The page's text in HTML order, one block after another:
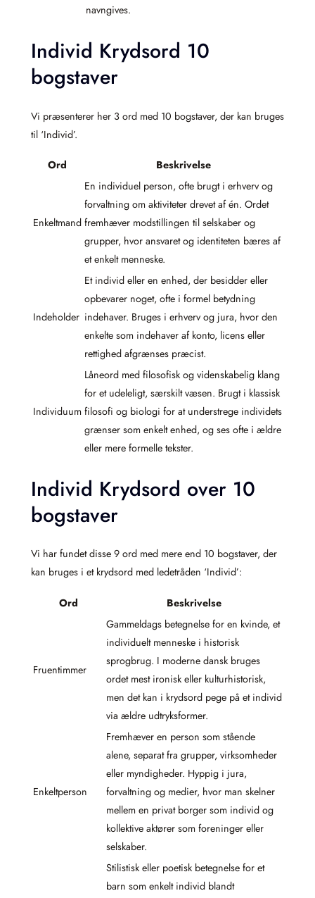
navngives.
Individ Krydsord 10
bogstaver
Vi præsenterer her 3 ord med 10 bogstaver, der kan bruges
til ‘Individ’.
Ord Beskrivelse
Enkeltmand
En individuel person, ofte brugt i erhverv og
forvaltning om aktiviteter drevet af én. Ordet
fremhæver modstillingen til selskaber og
grupper, hvor ansvaret og identiteten bæres af
et enkelt menneske.
Indeholder
Et individ eller en enhed, der besidder eller
opbevarer noget, ofte i formel betydning
indehaver. Bruges i erhverv og jura, hvor den
enkelte som indehaver af konto, licens eller
rettighed afgrænses præcist.
Individuum
Låneord med filosofisk og videnskabelig klang
for et udeleligt, særskilt væsen. Brugt i klassisk
filosofi og biologi for at understrege individets
grænser som enkelt enhed, og ses ofte i ældre
eller mere formelle tekster.
Individ Krydsord over 10
bogstaver
Vi har fundet disse 9 ord med mere end 10 bogstaver, der
kan bruges i et krydsord med ledetråden ‘Individ’:
Ord Beskrivelse
Fruentimmer
Gammeldags betegnelse for en kvinde, et
individuelt menneske i historisk
sprogbrug. I moderne dansk bruges
ordet mest ironisk eller kulturhistorisk,
men det kan i krydsord pege på et individ
via ældre udtryksformer.
Enkeltperson
Fremhæver en person som stående
alene, separat fra grupper, virksomheder
eller myndigheder. Hyppig i jura,
forvaltning og medier, hvor man skelner
mellem en privat borger som individ og
kollektive aktører som foreninger eller
selskaber.
Stilistisk eller poetisk betegnelse for et
barn som enkelt individ blandt